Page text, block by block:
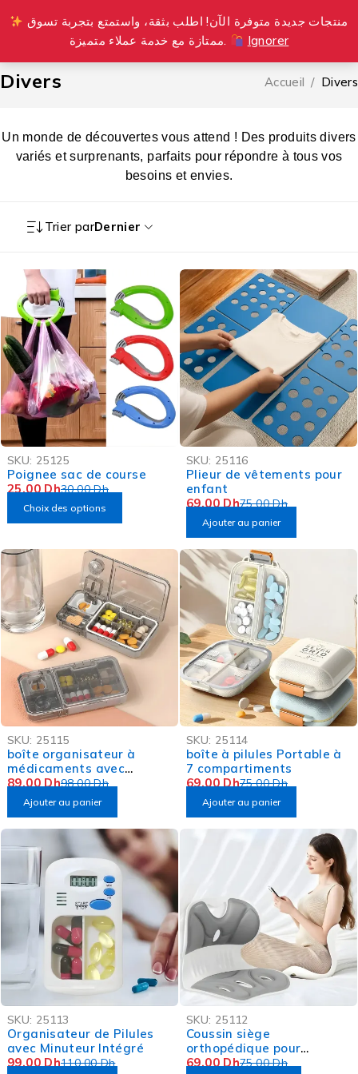
ممتازة مع خدمة عملاء متميزة.
Ignorer
0
Divers Accueil / Divers
Un monde de découvertes vous attend ! Des produits divers
variés et surprenants, parfaits pour répondre à tous vos
besoins et envies.
Trier parDernier
SKU: 25125
Poignee sac de course
30,00Dh
25,00 Dh
Choix des options
SKU: 25116
Plieur de vêtements pour
enfant
75,00Dh
69,00 Dh
Ajouter au panier
SKU: 25115
boîte organisateur à
médicaments avec
coupeur de pilles
98,00Dh
89,00 Dh
Ajouter au panier
SKU: 25114
boîte à pilules Portable à
7 compartiments
75,00Dh
69,00 Dh
Ajouter au panier
SKU: 25113
Organisateur de Pilules
avec Minuteur Intégré
110,00Dh
99,00 Dh
SKU: 25112
Coussin siège
orthopédique pour
lombaires75,00Dh
69,00 Dh